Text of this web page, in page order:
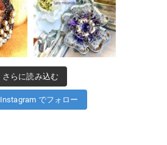
さらに読み込む
Instagram でフォロー